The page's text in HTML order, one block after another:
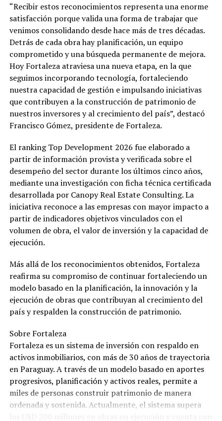
“Recibir estos reconocimientos representa una enorme
satisfacción porque valida una forma de trabajar que
venimos consolidando desde hace más de tres décadas.
Detrás de cada obra hay planificación, un equipo
comprometido y una búsqueda permanente de mejora.
Hoy Fortaleza atraviesa una nueva etapa, en la que
seguimos incorporando tecnología, fortaleciendo
nuestra capacidad de gestión e impulsando iniciativas
que contribuyen a la construcción de patrimonio de
nuestros inversores y al crecimiento del país”, destacó
Francisco Gómez, presidente de Fortaleza.
El ranking Top Development 2026 fue elaborado a
partir de información provista y verificada sobre el
desempeño del sector durante los últimos cinco años,
mediante una investigación con ficha técnica certificada
desarrollada por Canopy Real Estate Consulting. La
iniciativa reconoce a las empresas con mayor impacto a
partir de indicadores objetivos vinculados con el
volumen de obra, el valor de inversión y la capacidad de
ejecución.
Más allá de los reconocimientos obtenidos, Fortaleza
reafirma su compromiso de continuar fortaleciendo un
modelo basado en la planificación, la innovación y la
ejecución de obras que contribuyan al crecimiento del
país y respalden la construcción de patrimonio.
Sobre Fortaleza
Fortaleza es un sistema de inversión con respaldo en
activos inmobiliarios, con más de 30 años de trayectoria
en Paraguay. A través de un modelo basado en aportes
progresivos, planificación y activos reales, permite a
miles de personas construir patrimonio de manera
ordenada y sostenida. Actualmente, el sistema supera